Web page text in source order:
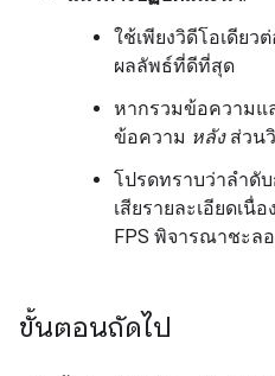
ใช้เพียงวิดีโอเดีย
ผลลัพธ์ที่ดีที่สุด
หากรวมข้อความแ
ข้อความ หลังส่วนวิ
โปรดทราบว่าลำดั
เสียรายละเอียดเนื่
FPS พิจารณาชะล
ขั้นตอนถัดไป